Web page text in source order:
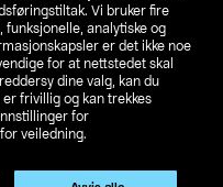
Vi bruker fire
analytiske og
er det ikke noe
for at nettstedet skal
dine valg, kan du
er frivillig og kan trekkes
for
veiledning.
FI